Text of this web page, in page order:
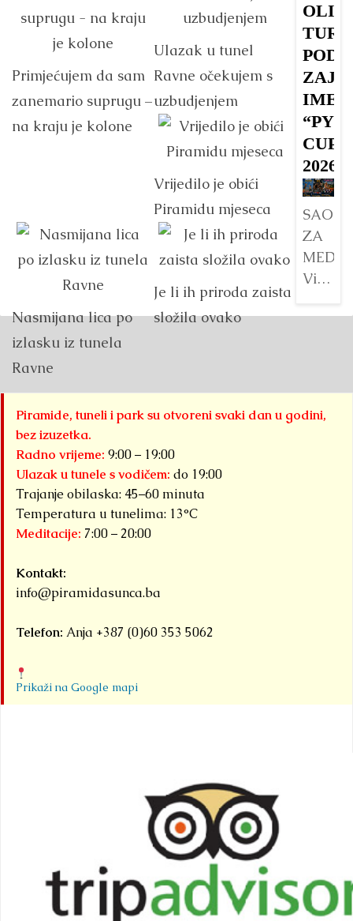
Primjećujem da sam
zanemario suprugu –
na kraju je kolone
Ulazak u tunel
Ravne očekujem s
uzbudjenjem
Vrijedilo je obići
Piramidu mjeseca
Nasmijana lica po
izlasku iz tunela
Ravne
Je li ih priroda zaista
složila ovako
POD
CUP
2026”
ZA
MEDIJE
Visoko
tokom
biti
Piramide, tuneli i park su otvoreni svaki dan u godini,
bez izuzetka.
Radno vrijeme: 9:00 – 19:00
Ulazak u tunele s vodičem: do 19:00
Trajanje obilaska: 45–60 minuta
Temperatura u tunelima: 13°C
Meditacije: 7:00 – 20:00
Kontakt:
info@piramidasunca.ba
Telefon: Anja +387 (0)60 353 5062
Prikaži na Google mapi